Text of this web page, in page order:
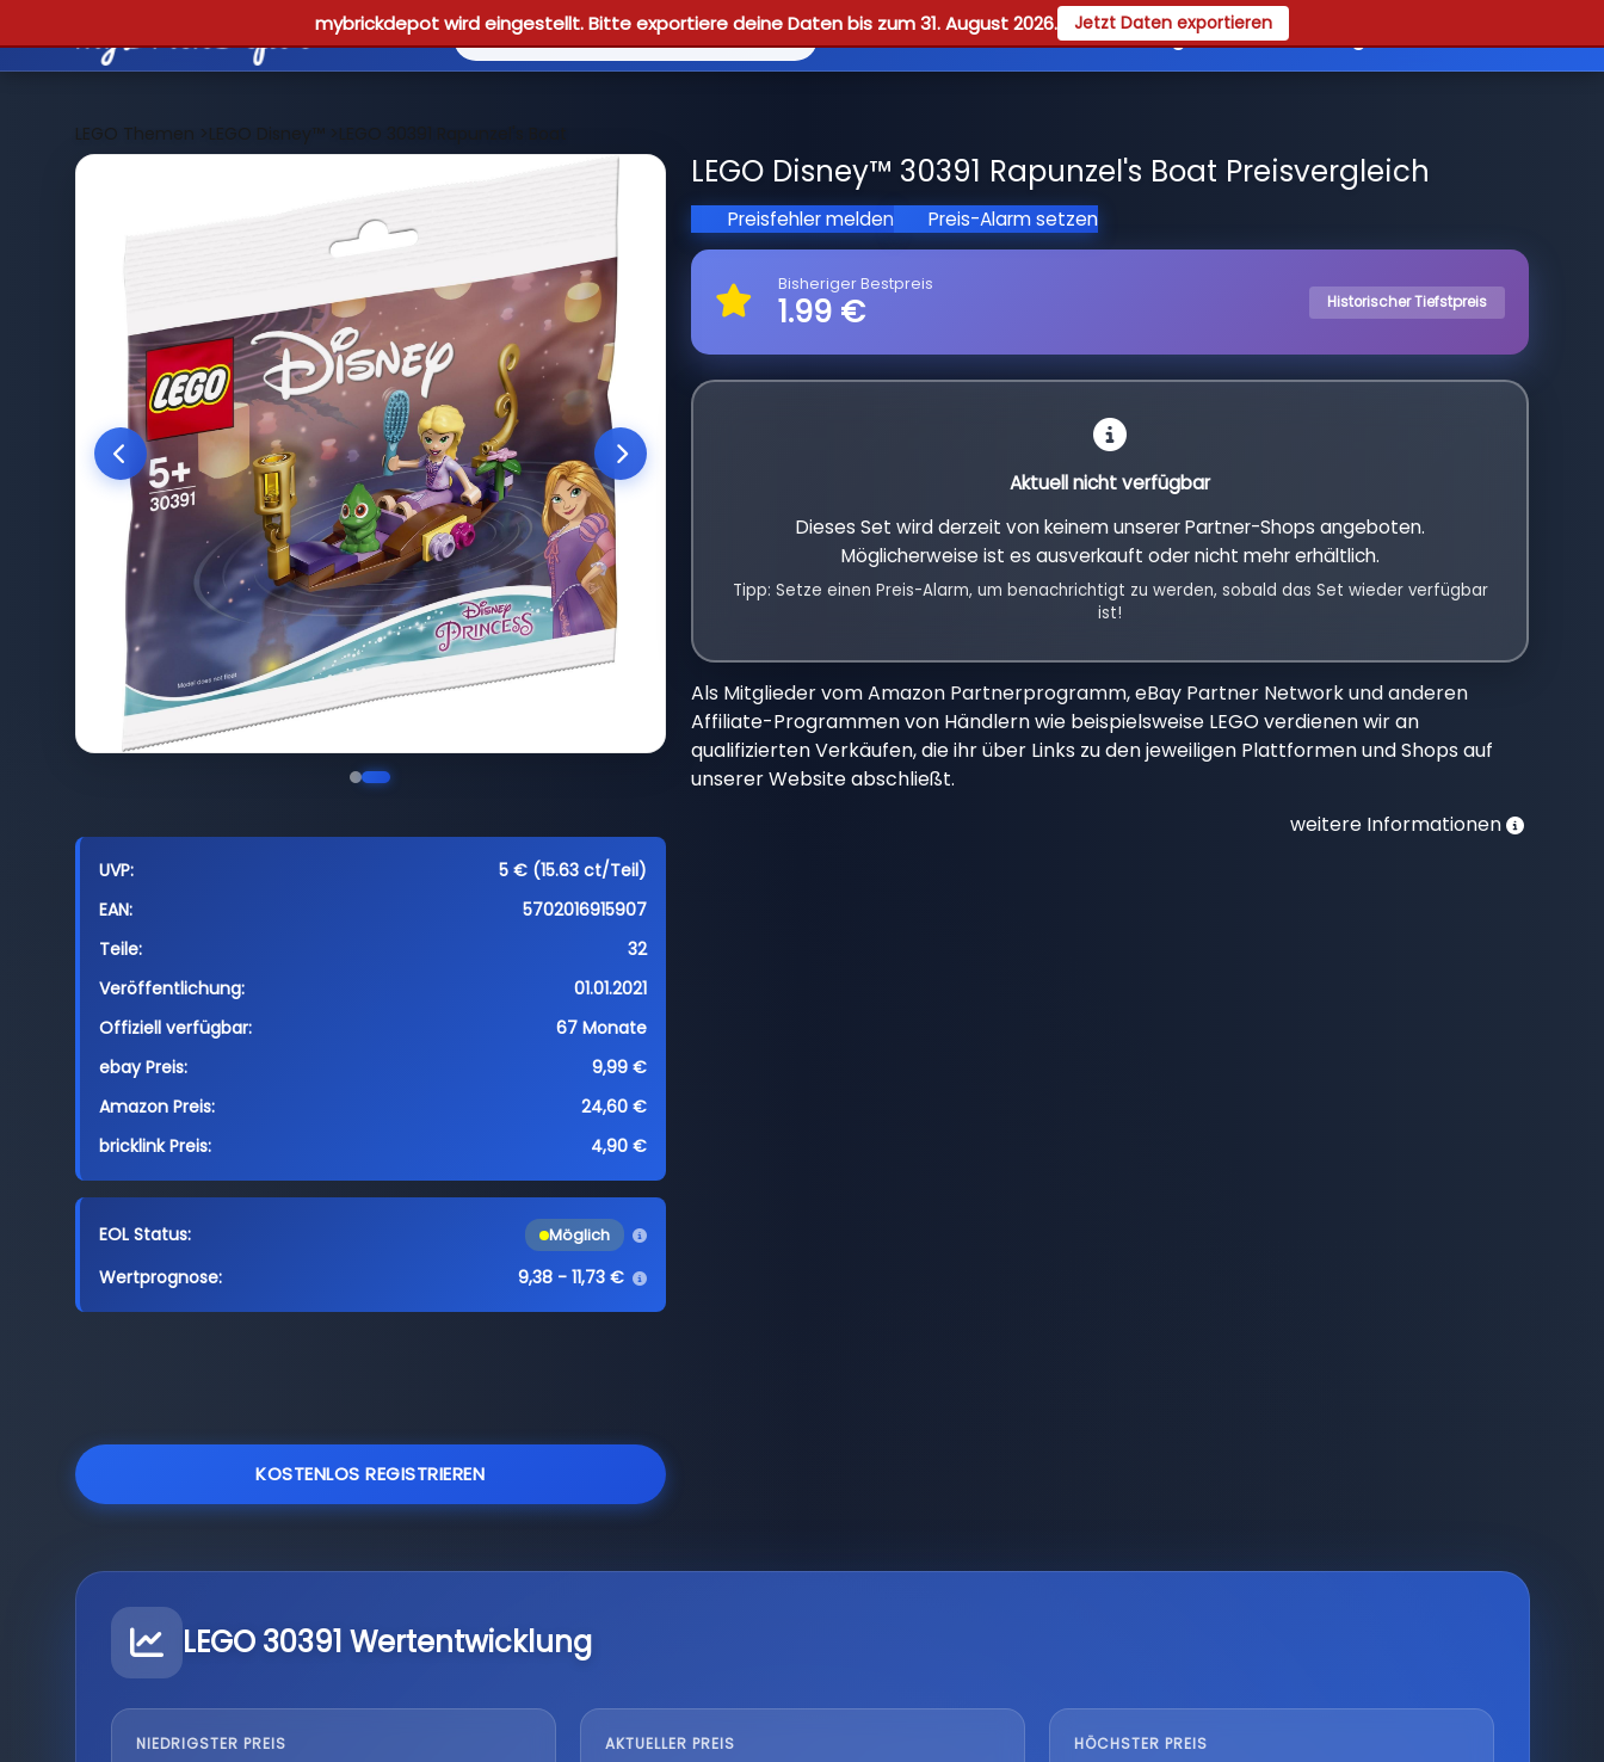
mybrickdepot wird eingestellt. Bitte exportiere deine Daten bis zum 31. August 2026. Jetzt Daten exportieren
Reviews Guides Registrieren
LEGO Themen >LEGO Disney™>LEGO 30391 Rapunzel's Boat
UVP:
5 € (15.63 ct/Teil)
EAN:
5702016915907
Teile:
32
Veröffentlichung:
01.01.2021
Offiziell verfügbar:
67 Monate
ebay Preis:
9,99 €
Amazon Preis:
24,60 €
bricklink Preis:
4,90 €
EOL Status: Möglich
Wertprognose: 9,38 - 11,73 €
KOSTENLOS REGISTRIEREN
LEGO Disney™ 30391 Rapunzel's Boat Preisvergleich
Preisfehler melden Preis-Alarm setzen
Bisheriger Bestpreis
1.99 € Historischer Tiefstpreis
Aktuell nicht verfügbar
Dieses Set wird derzeit von keinem unserer Partner-Shops angeboten.
Möglicherweise ist es ausverkauft oder nicht mehr erhältlich.
Tipp: Setze einen Preis-Alarm, um benachrichtigt zu werden, sobald das Set wieder verfügbar
ist!
Als Mitglieder vom Amazon Partnerprogramm, eBay Partner Network und anderen
Affiliate-Programmen von Händlern wie beispielsweise LEGO verdienen wir an
qualifizierten Verkäufen, die ihr über Links zu den jeweiligen Plattformen und Shops auf
unserer Website abschließt.
weitere Informationen
LEGO 30391 Wertentwicklung
NIEDRIGSTER PREIS AKTUELLER PREIS HÖCHSTER PREIS